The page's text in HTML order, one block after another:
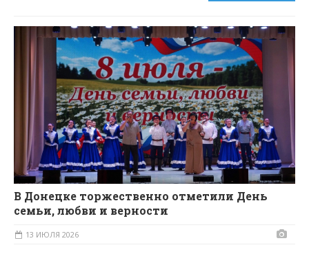
В Донецке торжественно отметили День
семьи, любви и верности
13 ИЮЛЯ 2026